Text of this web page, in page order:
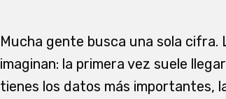
Mucha gente busca una sola
imaginan: la primera vez suele
tienes los datos más importantes,